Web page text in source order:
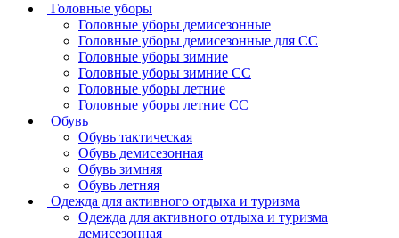
Головные уборы
Головные уборы демисезонные
Головные уборы демисезонные для СС
Головные уборы зимние
Головные уборы зимние СС
Головные уборы летние
Головные уборы летние СС
Обувь
Обувь тактическая
Обувь демисезонная
Обувь зимняя
Обувь летняя
Одежда для активного отдыха и туризма
Одежда для активного отдыха и туризма
демисезонная